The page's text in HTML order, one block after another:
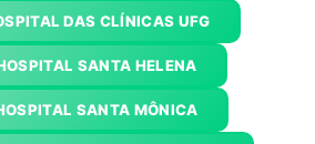
DAS CLÍNICAS UFG
SANTA HELENA
SANTA MÔNICA